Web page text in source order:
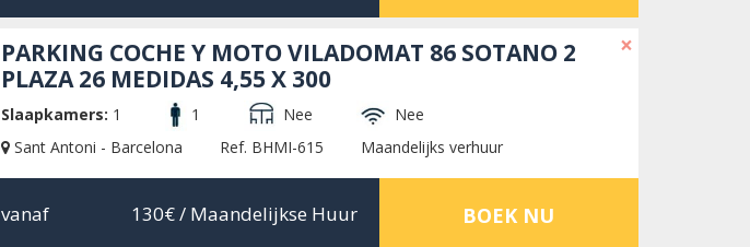
×
PARKING COCHE Y MOTO VILADOMAT 86 SOTANO 2
PLAZA 26 MEDIDAS 4,55 X 300
Slaapkamers: 1 1 Nee
Nee
Sant Antoni - Barcelona
Ref. BHMI-615 Maandelijks verhuur
vanaf 130€/ Maandelijkse Huur BOEK NU